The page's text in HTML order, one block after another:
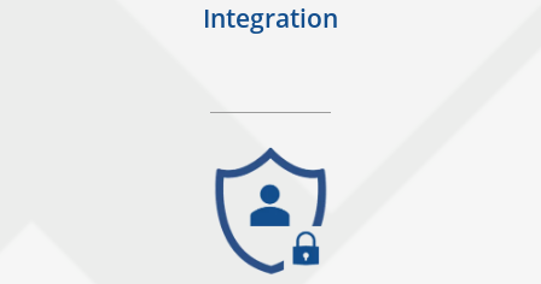
Integration